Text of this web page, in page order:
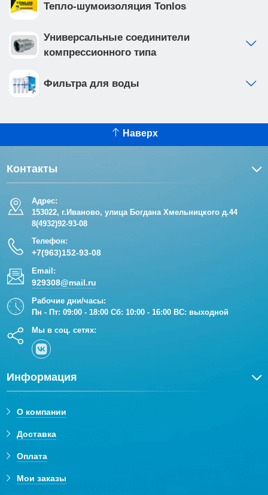
Тепло-шумоизоляция Tonlos
Универсальные соединители
компрессионного типа
Фильтра для воды
Наверх
Контакты
Адрес:
153022, г.Иваново, улица Богдана Хмельницкого д.44
8(4932)92-93-08
Телефон:
+7(963)152-93-08
Email:
929308@mail.ru
Рабочие дни/часы:
Пн - Пт: 09:00 - 18:00 Сб: 10:00 - 16:00 ВС: выходной
Мы в соц. сетях:
Информация
О компании
Доставка
Оплата
Мои заказы